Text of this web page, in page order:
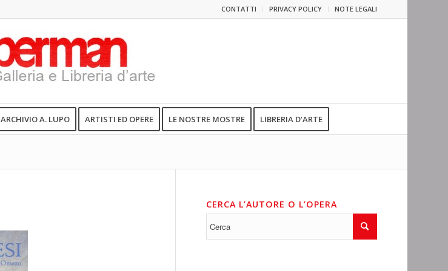
CONTATTI PRIVACY POLICY NOTE LEGALI
ARCHIVIO A. LUPO ARTISTI ED OPERE LE NOSTRE MOSTRE LIBRERIA D’ARTE
CERCA L’AUTORE O L’OPERA